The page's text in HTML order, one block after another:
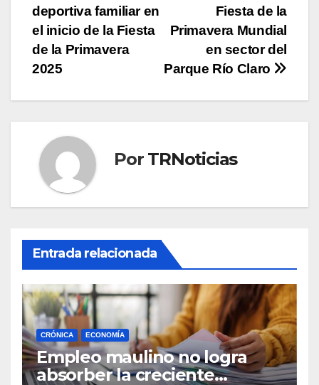
de
entradas
Fiesta de la
Primavera Mundial
en sector del
Parque Río Claro
deportiva familiar en
el inicio de la Fiesta
de la Primavera
2025
Por TRNoticias
Entrada relacionada
CRÓNICA ECONOMÍA
Empleo maulino no logra
absorber la creciente